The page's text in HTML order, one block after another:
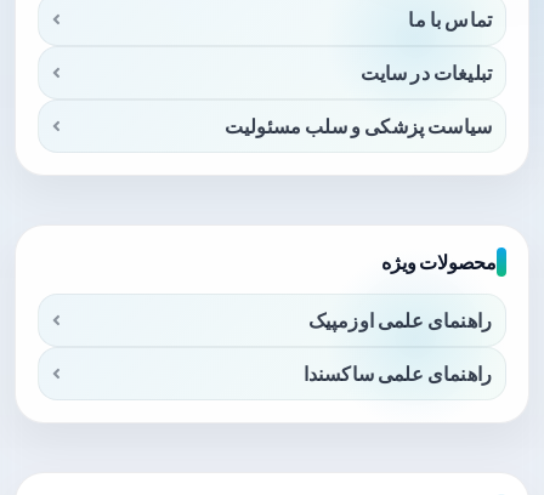
تماس با ما
تبلیغات در سایت
سیاست پزشکی و سلب مسئولیت
محصولات ویژه
راهنمای علمی اوزمپیک
راهنمای علمی ساکسندا